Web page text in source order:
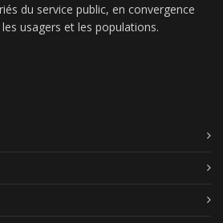
du service public, en convergence
usagers et les populations.